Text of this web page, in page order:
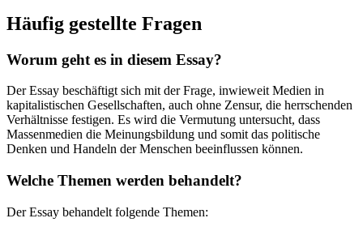
Häufig gestellte Fragen
Worum geht es in diesem Essay?
Der Essay beschäftigt sich mit der Frage, inwieweit Medien in
kapitalistischen Gesellschaften, auch ohne Zensur, die herrschenden
Verhältnisse festigen. Es wird die Vermutung untersucht, dass
Massenmedien die Meinungsbildung und somit das politische
Denken und Handeln der Menschen beeinflussen können.
Welche Themen werden behandelt?
Der Essay behandelt folgende Themen: